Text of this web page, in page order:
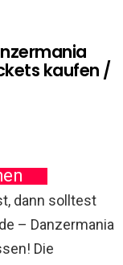
kaufen /
dann solltest
– Danzermania
Die